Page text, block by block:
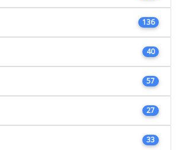
136
40
57
27
33